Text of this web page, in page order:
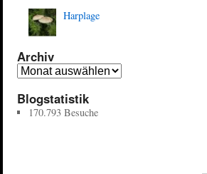
Harplage
Archiv
Blogstatistik
170.793 Besuche